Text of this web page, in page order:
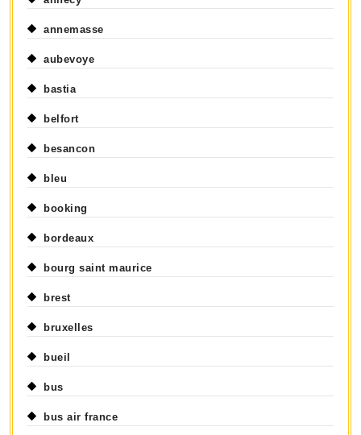
annemasse
aubevoye
bastia
belfort
besancon
bleu
booking
bordeaux
bourg saint maurice
brest
bruxelles
bueil
bus
bus air france